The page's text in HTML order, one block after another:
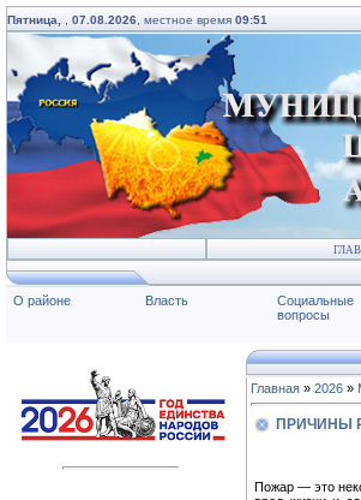
Пятница, 07.08.2026 , местное время 09:51
О районе Власть
Социальные
вопросы
Главная » 2026 »
ПРИЧИНЫ
Пожар — это